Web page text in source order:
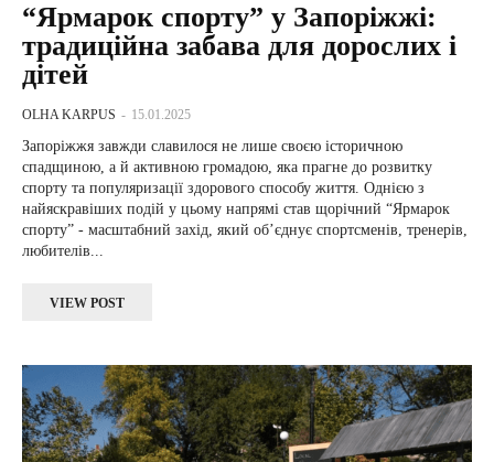
“Ярмарок спорту” у Запоріжжі:
традиційна забава для дорослих і
дітей
OLHA KARPUS - 15.01.2025
Запоріжжя завжди славилося не лише своєю історичною
спадщиною, а й активною громадою, яка прагне до розвитку
спорту та популяризації здорового способу життя. Однією з
найяскравіших подій у цьому напрямі став щорічний “Ярмарок
спорту” - масштабний захід, який об’єднує спортсменів, тренерів,
любителів...
VIEW POST